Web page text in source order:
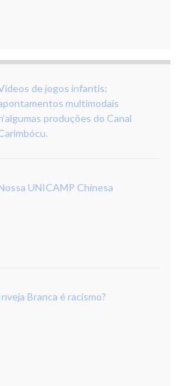
de jogos infantis:
multimodais
produções do Canal
UNICAMP Chinesa
Inveja Branca é racismo?